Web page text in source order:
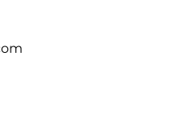
Case durchläuft es im Laufe
Tausende von
nur großartig aus,